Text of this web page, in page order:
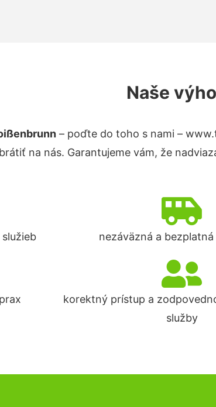
Naše
– poďte do toho s nami –
na nás. Garantujeme vám, že
nezáväzná a
korektný prístup a
služby